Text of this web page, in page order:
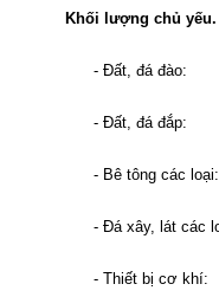
Khối lượng chủ yếu.
- Đất, đá đào:
- Đất, đá đắp:
- Bê tông các loại:
- Đá xây, lát các
- Thiết bị cơ khí: